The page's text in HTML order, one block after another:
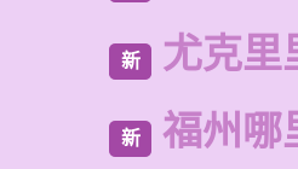
新 尤克里
新 福州哪